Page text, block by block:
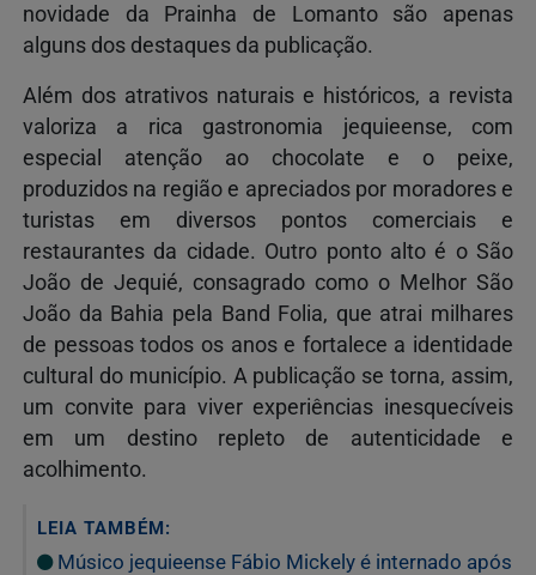
novidade da Prainha de Lomanto são apenas
alguns dos destaques da publicação.
Além dos atrativos naturais e históricos, a revista
valoriza a rica gastronomia jequieense, com
especial atenção ao chocolate e o peixe,
produzidos na região e apreciados por moradores e
turistas em diversos pontos comerciais e
restaurantes da cidade. Outro ponto alto é o São
João de Jequié, consagrado como o Melhor São
João da Bahia pela Band Folia, que atrai milhares
de pessoas todos os anos e fortalece a identidade
cultural do município. A publicação se torna, assim,
um convite para viver experiências inesquecíveis
em um destino repleto de autenticidade e
acolhimento.
LEIA TAMBÉM:
Músico jequieense Fábio Mickely é internado após